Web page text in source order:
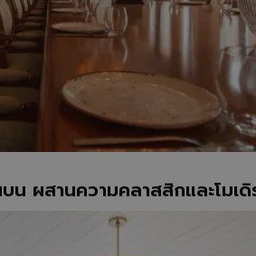
ผสานความคลาสสิกและโมเ